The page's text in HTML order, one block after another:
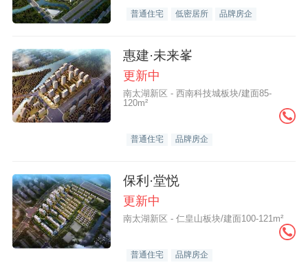
普通住宅 低密居所 品牌房企
惠建·未来峯
更新中
南太湖新区 - 西南科技城板块/建面85-
120m²
普通住宅 品牌房企
保利·堂悦
更新中
南太湖新区 - 仁皇山板块/建面100-121m²
普通住宅 品牌房企